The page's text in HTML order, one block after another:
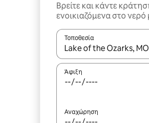
Βρείτε και κάντε
ενοικιαζόμενα στο
Τοποθεσία
Όταν τα αποτελέσματα
Άφιξη
Αναχώρηση